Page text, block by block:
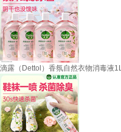
滴露（Dettol）香氛自然衣物消毒液